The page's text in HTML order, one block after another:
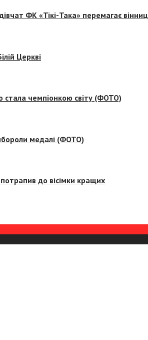
ФК «Тікі-Така» перемагає
Церкві
стала чемпіонкою світу (ФОТО)
медалі (ФОТО)
до вісімки кращих